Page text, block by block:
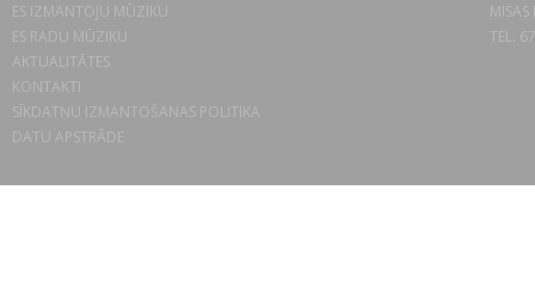
ES IZMANTOJU MŪZIKU
ES RADU MŪZIKU
AKTUALITĀTES
KONTAKTI
SĪKDATŅU IZMANTOŠANAS POLITIKA
DATU APSTRĀDE
TEL.